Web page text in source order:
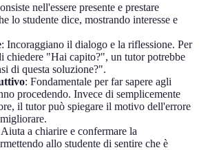
nell'essere presente e prestare
lo studente dice, mostrando interesse e
: Incoraggiano il dialogo e la riflessione. Per
chiedere "Hai capito?", un tutor potrebbe
di questa soluzione?".
: Fondamentale per far sapere agli
procedendo. Invece di semplicemente
il tutor può spiegare il motivo dell'errore
Aiuta a chiarire e confermare la
allo studente di sentire che è